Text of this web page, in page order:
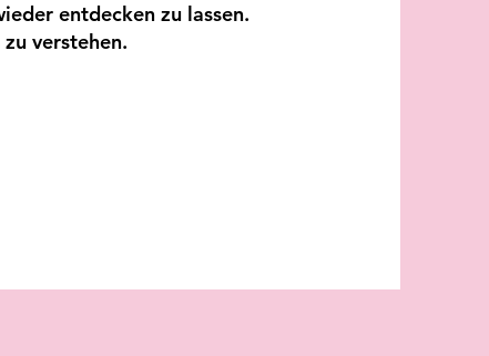
entdecken zu lassen.
verstehen.